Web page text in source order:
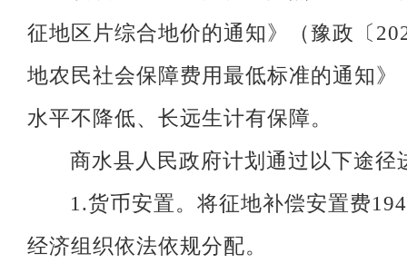
征地区片综合地价的通知》（豫政〔
地农民社会保障费用最低标准的通知
水平不降低、长远生计有保障。
商水县人民政府计划通过以下途径
1.货币安置。将征地补偿安置费
经济组织依法依规分配。